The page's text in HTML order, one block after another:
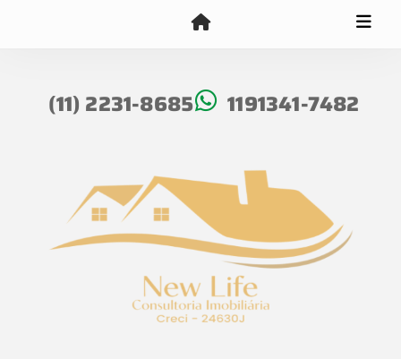
(11) 2231-8685 1191341-7482